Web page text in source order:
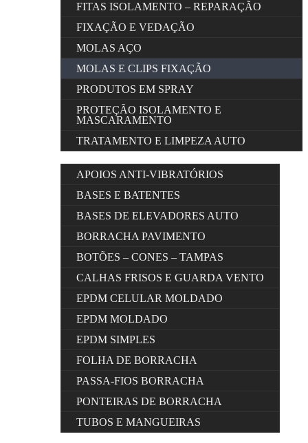
FITAS ISOLAMENTO – REPARAÇÃO
FIXAÇÃO E VEDAÇÃO
MOLAS AÇO
MOLAS E CLIPS FIXAÇÃO
PRODUTOS EM SPRAY
PROTEÇÃO ISOLAMENTO E
MASCARAMENTO
TRATAMENTO E LIMPEZA AUTO
APOIOS ANTI-VIBRATÓRIOS
BASES E BATENTES
BASES DE ELEVADORES AUTO
BORRACHA PAVIMENTO
BOTÕES – CONES – TAMPAS
CALHAS FRISOS E GUARDA VENTO
EPDM CELULAR MOLDADO
EPDM MOLDADO
EPDM SIMPLES
FOLHA DE BORRACHA
PASSA-FIOS BORRACHA
PONTEIRAS DE BORRACHA
TUBOS E MANGUEIRAS